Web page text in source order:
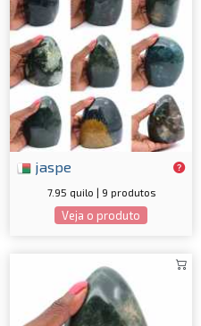
jaspe
7.95 quilo | 9 produtos
Veja o produto